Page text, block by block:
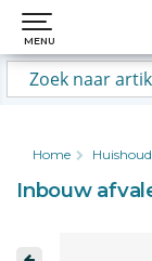
MENU
MENU
Home
Inbouw